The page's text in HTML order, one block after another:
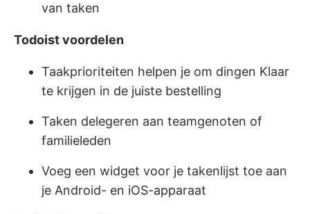
van taken
Todoist voordelen
Taakprioriteiten helpen je om dingen Klaar
te krijgen in de juiste bestelling
Taken delegeren aan teamgenoten of
familieleden
Voeg een widget voor je takenlijst toe aan
je Android- en iOS-apparaat